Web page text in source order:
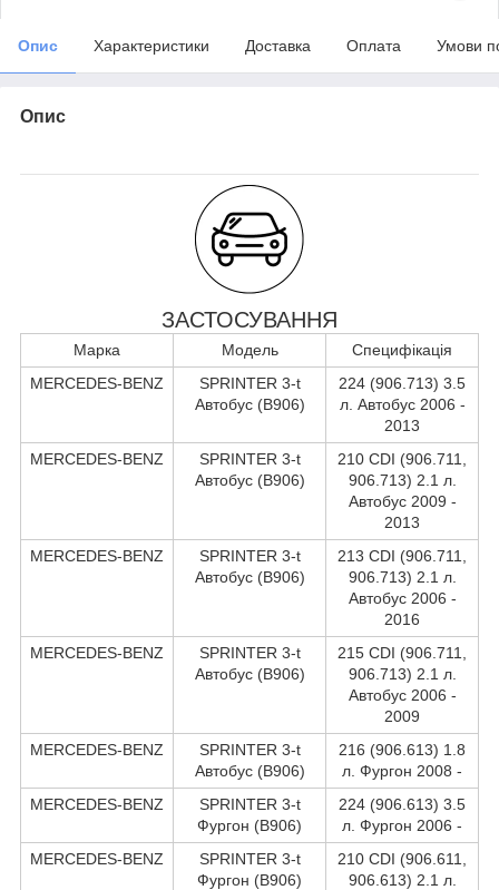
Опис Характеристики Доставка Оплата Умови
Опис
ЗАСТОСУВАННЯ
Марка Модель
Специфікація
MERCEDES-BENZ
SPRINTER 3-t
Автобус (B906)
224 (906.713) 3.5
л. Автобус 2006 -
2013
MERCEDES-BENZ
SPRINTER 3-t
Автобус (B906)
210 CDI (906.711,
906.713) 2.1 л.
Автобус 2009 -
2013
MERCEDES-BENZ
SPRINTER 3-t
Автобус (B906)
213 CDI (906.711,
906.713) 2.1 л.
Автобус 2006 -
2016
MERCEDES-BENZ
SPRINTER 3-t
Автобус (B906)
215 CDI (906.711,
906.713) 2.1 л.
Автобус 2006 -
2009
MERCEDES-BENZ
SPRINTER 3-t
Автобус (B906)
216 (906.613) 1.8
л. Фургон 2008 -
MERCEDES-BENZ
SPRINTER 3-t
Фургон (B906)
224 (906.613) 3.5
л. Фургон 2006 -
MERCEDES-BENZ
SPRINTER 3-t
Фургон (B906)
210 CDI (906.611,
906.613) 2.1 л.